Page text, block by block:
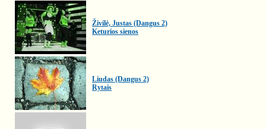
Živilė, Justas (Dangus 2)
Keturios sienos
Liudas (Dangus 2)
Rytais